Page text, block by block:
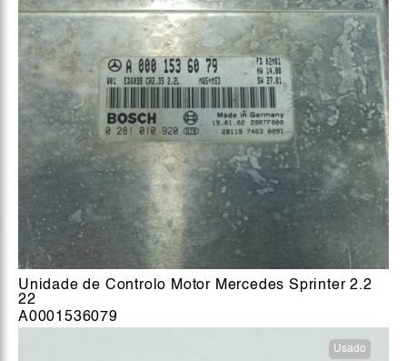
Unidade de Controlo Motor Mercedes Sprinter 2.2
22
A0001536079
Usado